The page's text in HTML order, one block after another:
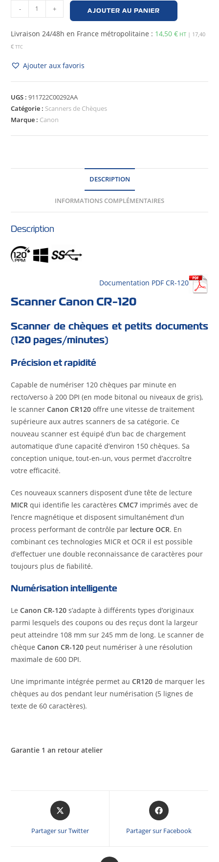
- + AJOUTER AU PANIER
Livraison 24/48h en France métropolitaine : 14,50€ HT | 17,40
€TTC
Ajouter aux favoris
UGS :911722C00292AA
Catégorie : Scanners de Chèques
Marque : Canon
DESCRIPTION
INFORMATIONS COMPLÉMENTAIRES
Description
Documentation PDF CR-120
Scanner Canon CR-120
Scanner de chèques et petits documents
(120 pages/minutes)
Précision et rapidité
Capable de numériser 120 chèques par minute en
recto/verso à 200 DPI (en mode bitonal ou niveaux de gris),
le scanner Canon CR120 offre une vitesse de traitement
supérieure aux autres scanners de sa catégorie. Ce
nouveau scanner est équipé d’un bac de chargement
automatique d’une capacité d’environ 150 chèques. Sa
conception unique, tout-en-un, vous permet d’accroître
votre efficacité.
Ces nouveaux scanners disposent d’une tête de lecture
MICR qui identifie les caractèresCMC7 imprimés avec de
l’encre magnétique et disposent simultanément d’un
process performant de contrôle par lecture OCR. En
combinant ces technologies MICR et OCR il est possible
d’effectuer une double reconnaissance de caractères pour
toujours plus de fiabilité.
Numérisation intelligente
LeCanon CR-120 s’adapte à différents types d’originaux
parmi lesquels des coupons ou des reçus dont la largeur
peut atteindre 108 mm sur 245 mm de long. Le scanner de
chèque Canon CR-120 peut numériser à une résolution
maximale de 600 DPI.
Une imprimante intégrée permet auCR120 de marquer les
chèques au dos pendant leur numérisation (5 lignes de
texte de 60 caractères).
Garantie 1 an retour atelier
Partager sur Twitter Partager sur Facebook